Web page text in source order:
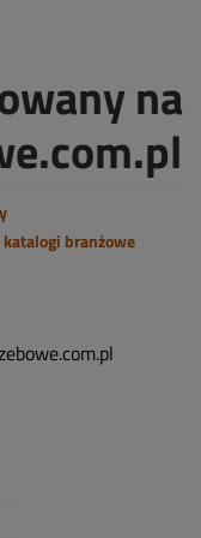
na
branżowe